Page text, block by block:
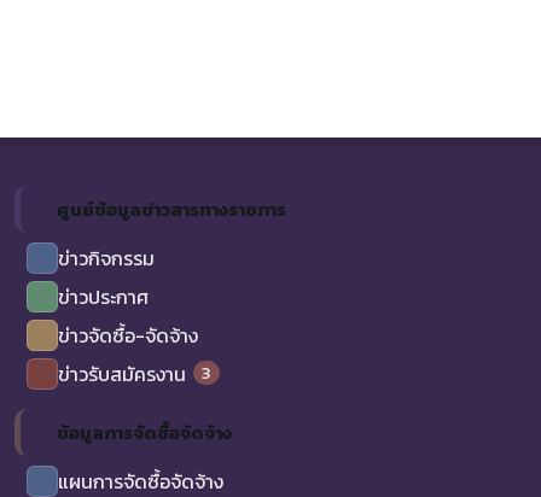
ศูนย์ข้อมูลข่าวสารทางราชการ
ข่าวกิจกรรม
ข่าวประกาศ
ข่าวจัดซื้อ-จัดจ้าง
ข่าวรับสมัครงาน
3
ข้อมูลการจัดซื้อจัดจ้าง
แผนการจัดซื้อจัดจ้าง